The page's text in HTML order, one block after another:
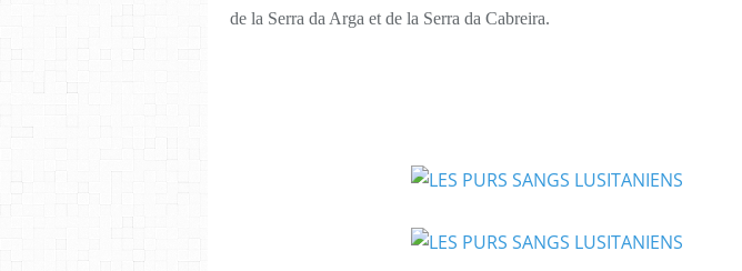
de la Serra da Arga et de la Serra da Cabreira.